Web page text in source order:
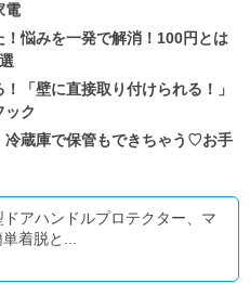
電
悩みを一発で解消！100円とは
「壁に直接取り付けられる！」
ック
冷蔵庫で保管もできちゃう♡お手
アハンドルプロテクター、マ
着脱と...